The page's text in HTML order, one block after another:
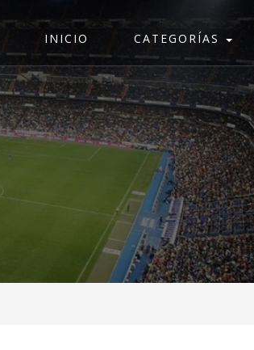
INICIO CATEGORÍAS